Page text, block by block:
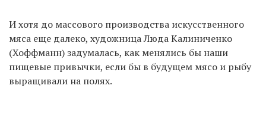
И хотя до массового производства искусственного
мяса еще далеко, художница Люда Калиниченко
(Хоффманн) задумалась, как менялись бы наши
пищевые привычки, если бы в будущем мясо и рыбу
выращивали на полях.